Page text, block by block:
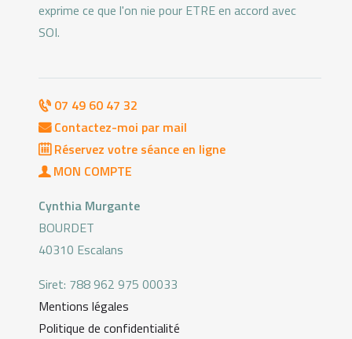
exprime ce que l'on nie pour ETRE en accord avec
SOI.
07 49 60 47 32
Contactez-moi par mail
Réservez votre séance en ligne
MON COMPTE
Cynthia Murgante
BOURDET
40310 Escalans
Siret: 788 962 975 00033
Mentions légales
Politique de confidentialité